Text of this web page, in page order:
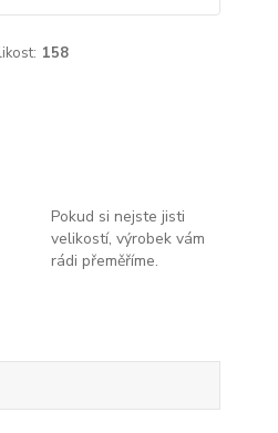
158
Pokud si nejste jisti
velikostí, výrobek vám
rádi přeměříme.